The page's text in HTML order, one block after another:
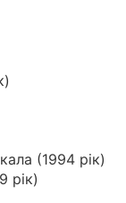
(1994 рік)
рік)